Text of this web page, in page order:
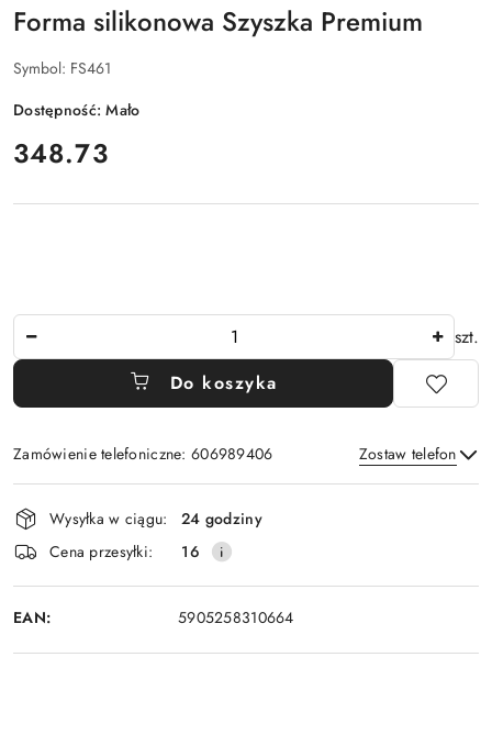
Forma silikonowa Szyszka Premium
Symbol: FS461
Dostępność:Mało
cena:
348.73
szt.
Do koszyka
Zamówienie telefoniczne: 606989406 Zostaw telefon
Wyślij
Dostępność
i
dostawa
Wysyłka w ciągu:
24 godziny
Cena przesyłki:
16
EAN: 5905258310664